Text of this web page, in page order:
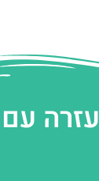
עזרה